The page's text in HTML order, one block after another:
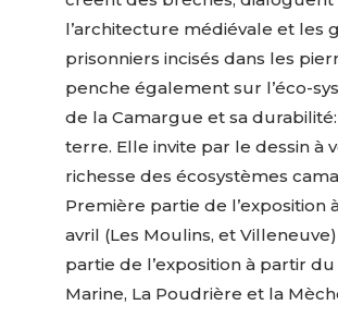
l’architecture médiévale et les
prisonniers incisés dans les
penche également sur l’éco-
de la Camargue et sa
terre. Elle invite par le dessin à
richesse des écosystèmes
Première partie de l’exposition
avril (Les Moulins, et
partie de l’exposition à partir
Marine, La Poudrière et la